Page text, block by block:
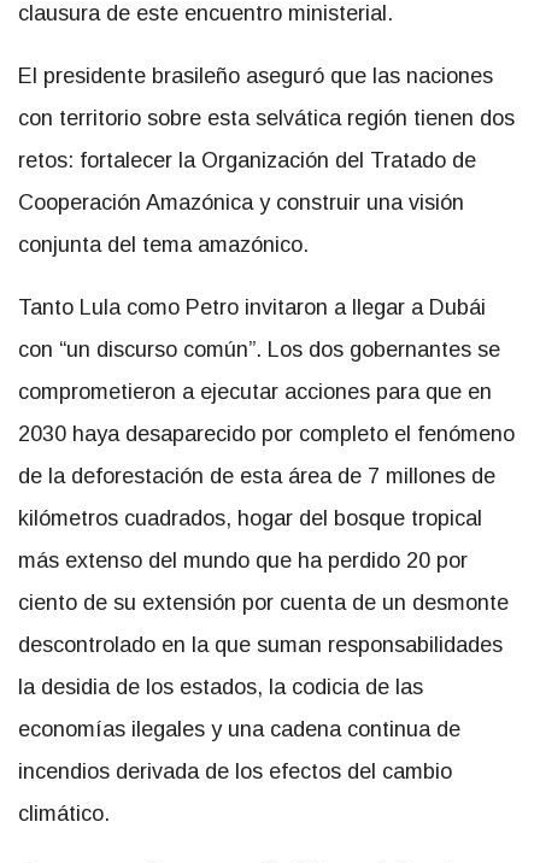
clausura de este encuentro ministerial.
El presidente brasileño aseguró que las naciones
con territorio sobre esta selvática región tienen dos
retos: fortalecer la Organización del Tratado de
Cooperación Amazónica y construir una visión
conjunta del tema amazónico.
Tanto Lula como Petro invitaron a llegar a Dubái
con “un discurso común”. Los dos gobernantes se
comprometieron a ejecutar acciones para que en
2030 haya desaparecido por completo el fenómeno
de la deforestación de esta área de 7 millones de
kilómetros cuadrados, hogar del bosque tropical
más extenso del mundo que ha perdido 20 por
ciento de su extensión por cuenta de un desmonte
descontrolado en la que suman responsabilidades
la desidia de los estados, la codicia de las
economías ilegales y una cadena continua de
incendios derivada de los efectos del cambio
climático.